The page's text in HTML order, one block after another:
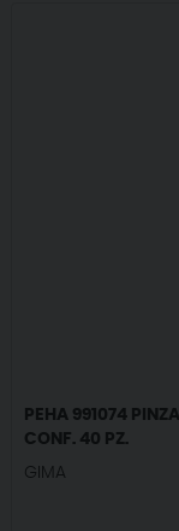
PEHA 991074
CONF. 40 PZ.
GIMA